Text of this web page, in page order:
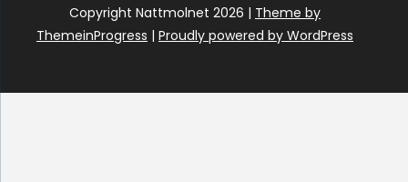
Copyright Nattmolnet 2026 | Theme by
ThemeinProgress | Proudly powered by WordPress